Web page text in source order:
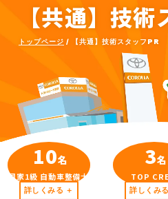
【共通】技
トップページ 【共通】技術スタッフPR
国家1級 自動車整備士
10名
詳しくみる
TOP
3名
詳しくみる